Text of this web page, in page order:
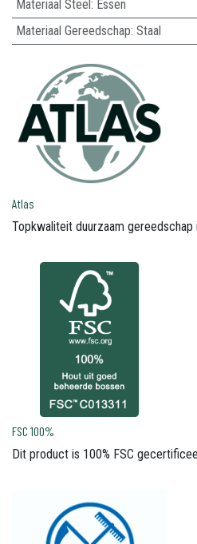
Materiaal Steel: Essen
Materiaal Gereedschap: Staal
Atlas
Topkwaliteit duurzaam
FSC 100%
Dit product is 100% FSC